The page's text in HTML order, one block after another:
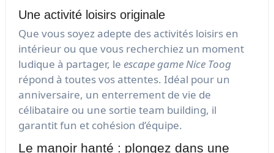
Une activité loisirs originale
Que vous soyez adepte des activités loisirs en
intérieur ou que vous recherchiez un moment
ludique à partager, le escape game Nice Toog
répond à toutes vos attentes. Idéal pour un
anniversaire, un enterrement de vie de
célibataire ou une sortie team building, il
garantit fun et cohésion d’équipe.
Le manoir hanté : plongez dans une